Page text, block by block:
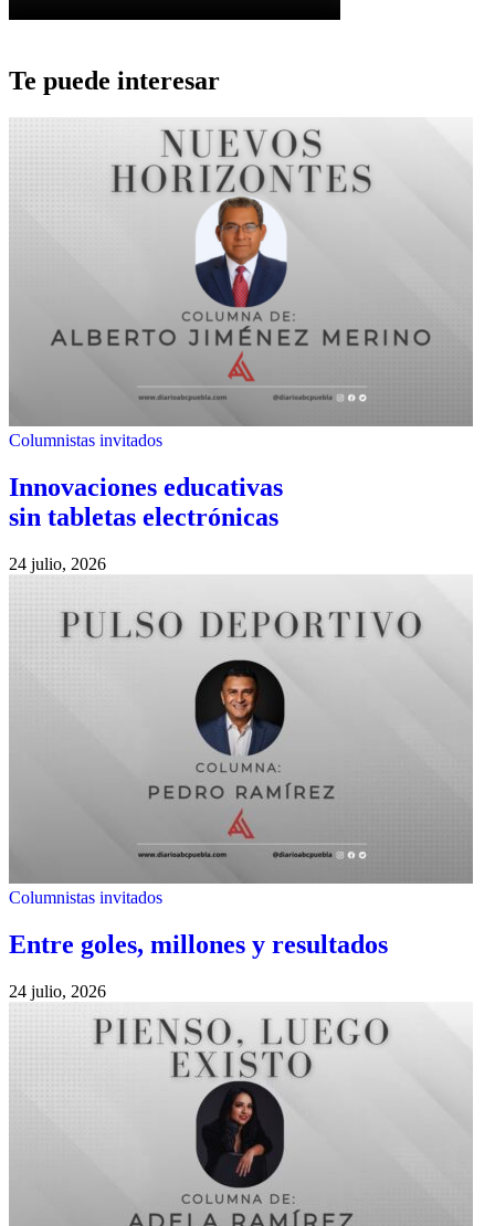
Te puede interesar
Columnistas invitados
Innovaciones educativas
sin tabletas electrónicas
24 julio, 2026
Columnistas invitados
Entre goles, millones y resultados
24 julio, 2026